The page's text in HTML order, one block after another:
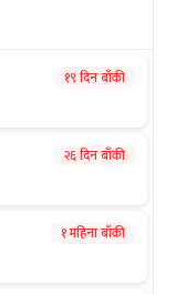
१९ दिन बाँकी
२६ दिन बाँकी
१ महिना बाँकी